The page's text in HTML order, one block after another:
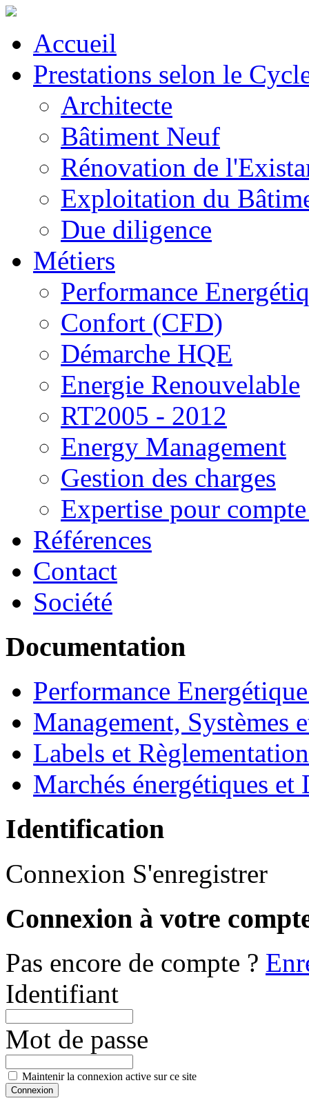
Accueil
Prestations selon le
Architecte
Bâtiment Neuf
Rénovation de
Exploitation du
Due diligence
Métiers
Performance
Confort (CFD)
Démarche HQE
Energie Renouvelable
RT2005 - 2012
Energy Management
Gestion des charges
Expertise pour
Références
Contact
Société
Documentation
Performance
Management, Systèmes
Labels et
Marchés énergétiques
Identification
Connexion S'enregistrer
Connexion à votre
Pas encore de compte ?
Identifiant
Mot de passe
Maintenir la connexion active sur ce site